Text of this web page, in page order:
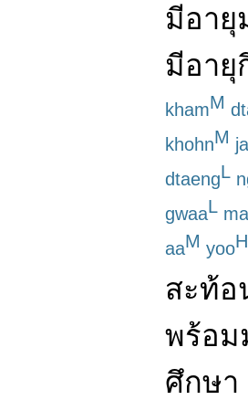
มีอายุ
มีอายุ
khamM
khohnM ja
dtaengL
gwaaL
aaM yooH
สะท้อ
พร้อม
ศึกษา